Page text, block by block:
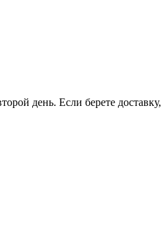
день. Если берете доставку,